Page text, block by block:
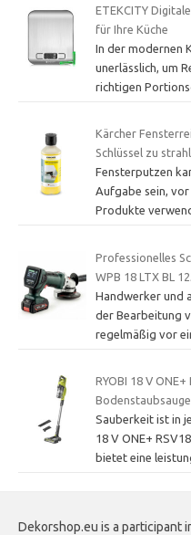
ETEKCITY
für Ihre Küche
In der modernen
unerlässlich, um
richtigen
Kärcher
Schlüssel zu
Fensterputzen
Aufgabe sein,
Produkte
Professionelles
WPB 18 LTX BL
Handwerker und
der Bearbeitung
regelmäßig vor
RYOBI 18 V
Sauberkeit ist in
18 V ONE+
bietet eine
Dekorshop.eu is a participant